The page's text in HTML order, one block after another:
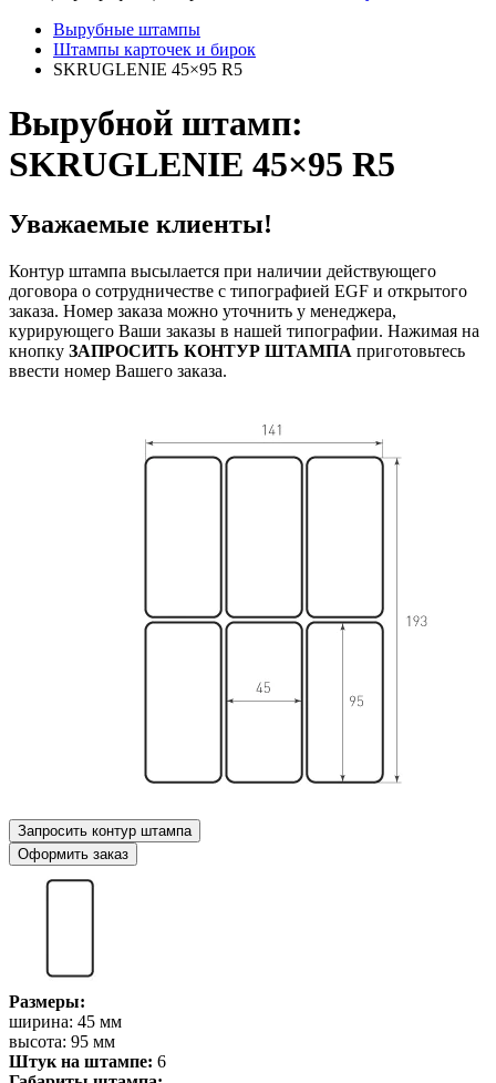
Вырубные штампы
Штампы карточек и бирок
SKRUGLENIE 45×95 R5
Вырубной штамп:
SKRUGLENIE 45×95 R5
Уважаемые клиенты!
Контур штампа высылается при наличии действующего
договора о сотрудничестве с типографией EGF и открытого
заказа. Номер заказа можно уточнить у менеджера,
курирующего Ваши заказы в нашей типографии. Нажимая на
кнопку ЗАПРОСИТЬ КОНТУР ШТАМПА приготовьтесь
ввести номер Вашего заказа.
Запросить контур штампа
Оформить заказ
Размеры:
ширина: 45 мм
высота: 95 мм
Штук на штампе: 6